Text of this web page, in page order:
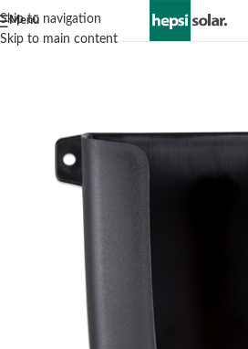
Skip to navigation
Skip to main content
Menü